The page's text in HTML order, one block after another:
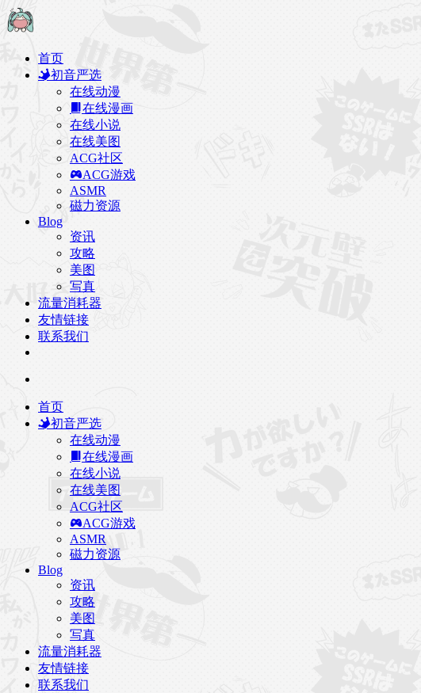
首页
初音严选
在线动漫
在线漫画
在线小说
在线美图
ACG社区
ACG游戏
ASMR
磁力资源
Blog
资讯
攻略
美图
写真
流量消耗器
友情链接
联系我们
首页
初音严选
在线动漫
在线漫画
在线小说
在线美图
ACG社区
ACG游戏
ASMR
磁力资源
Blog
资讯
攻略
美图
写真
流量消耗器
友情链接
联系我们